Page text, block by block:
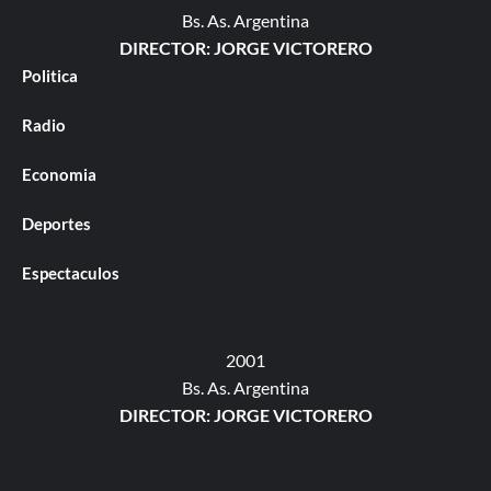
Bs. As. Argentina
DIRECTOR: JORGE VICTORERO
Politica
Radio
Economia
Deportes
Espectaculos
2001
Bs. As. Argentina
DIRECTOR: JORGE VICTORERO